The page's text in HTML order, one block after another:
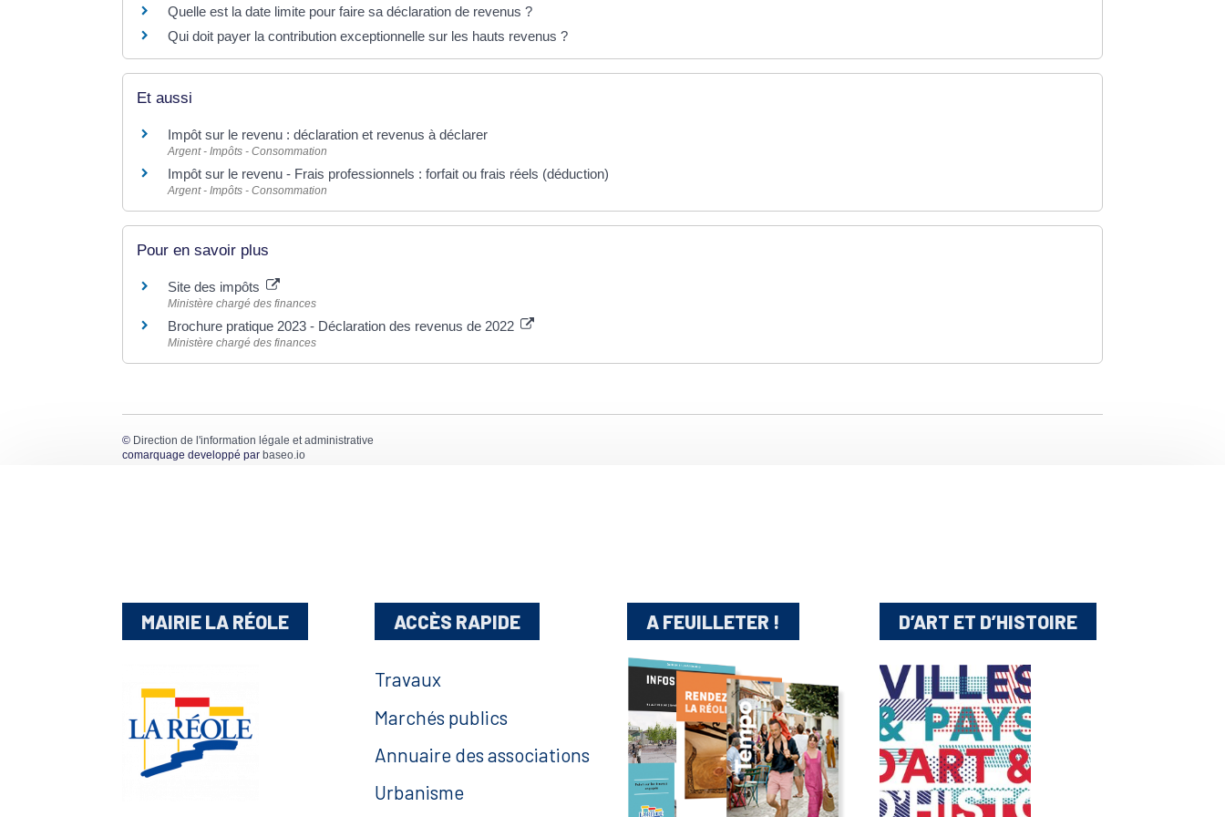
Quelle est la date limite pour faire sa déclaration de revenus ?
Qui doit payer la contribution exceptionnelle sur les hauts revenus ?
Et aussi
Impôt sur le revenu : déclaration et revenus à déclarer
Argent - Impôts - Consommation
Impôt sur le revenu - Frais professionnels : forfait ou frais réels (déduction)
Argent - Impôts - Consommation
Pour en savoir plus
Site des impôts
Ministère chargé des finances
Brochure pratique 2023 - Déclaration des revenus de 2022
Ministère chargé des finances
© Direction de l'information légale et administrative
comarquage developpé par baseo.io
MAIRIE LA RÉOLE ACCÈS RAPIDE
Travaux
Marchés publics
Annuaire des associations
Urbanisme
A FEUILLETER ! D’ART ET D’HISTOIRE